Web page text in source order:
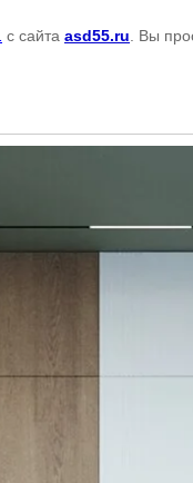
с сайта asd55.ru . Вы